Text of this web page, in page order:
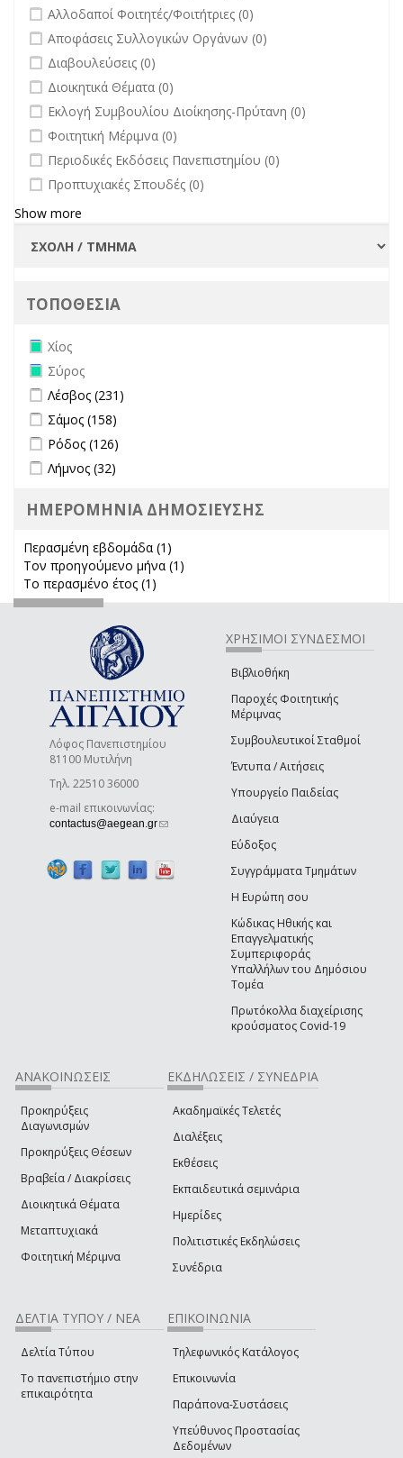
undefined
Αλλοδαποί Φοιτητές/Φοιτήτριες (0)
undefined
Αποφάσεις Συλλογικών Οργάνων (0)
undefined
Διαβουλεύσεις (0)
undefined
Διοικητικά Θέματα (0)
undefined
Εκλογή Συμβουλίου Διοίκησης-Πρύτανη (0)
undefined
Φοιτητική Μέριμνα (0)
undefined
Περιοδικές Εκδόσεις Πανεπιστημίου (0)
undefined
Προπτυχιακές Σπουδές (0)
Show more
ΤΟΠΟΘΕΣΙΑ
Remove Χίος filter
Χίος
Remove Σύρος filter
Σύρος
Apply Λέσβος filter
Λέσβος (231)
Apply Σάμος filter
Σάμος (158)
Apply Ρόδος filter
Ρόδος (126)
Apply Λήμνος filter
Λήμνος (32)
ΗΜΕΡΟΜΗΝΙΑ ΔΗΜΟΣΙΕΥΣΗΣ
Περασμένη εβδομάδα (1)
Τον προηγούμενο μήνα (1)
Το περασμένο έτος (1)
Λόφος Πανεπιστημίου
81100 Μυτιλήνη
Τηλ. 22510 36000
e-mail επικοινωνίας:
contactus@aegean.gr(link sends e-mail)
ΧΡΗΣΙΜΟΙ ΣΥΝΔΕΣΜΟΙ
Βιβλιοθήκη
Παροχές Φοιτητικής
Μέριμνας
Συμβουλευτικοί Σταθμοί
Έντυπα / Αιτήσεις
Υπουργείο Παιδείας
Διαύγεια
Εύδοξος
Συγγράμματα Τμημάτων
Η Ευρώπη σου
Κώδικας Ηθικής και
Επαγγελματικής
Συμπεριφοράς
Υπαλλήλων του Δημόσιου
Τομέα
Πρωτόκολλα διαχείρισης
κρούσματος Covid-19
ΑΝΑΚΟΙΝΩΣΕΙΣ
Προκηρύξεις
Διαγωνισμών
Προκηρύξεις Θέσεων
Βραβεία / Διακρίσεις
Διοικητικά Θέματα
Μεταπτυχιακά
Φοιτητική Μέριμνα
ΕΚΔΗΛΩΣΕΙΣ / ΣΥΝΕΔΡΙΑ
Ακαδημαϊκές Τελετές
Διαλέξεις
Εκθέσεις
Εκπαιδευτικά σεμινάρια
Ημερίδες
Πολιτιστικές Εκδηλώσεις
Συνέδρια
ΔΕΛΤΙΑ ΤΥΠΟΥ / ΝΕΑ
Δελτία Τύπου
Το πανεπιστήμιο στην
επικαιρότητα
ΕΠΙΚΟΙΝΩΝΙΑ
Τηλεφωνικός Κατάλογος
Επικοινωνία
Παράπονα-Συστάσεις
Υπεύθυνος Προστασίας
Δεδομένων